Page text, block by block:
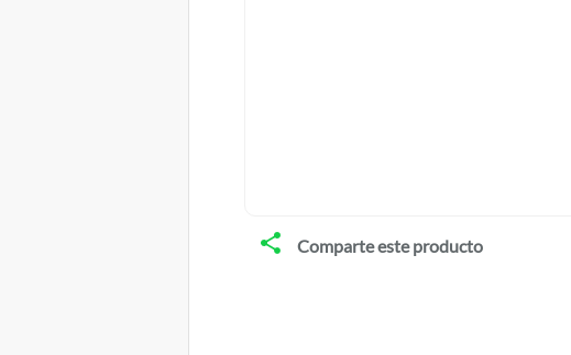
Comparte este producto